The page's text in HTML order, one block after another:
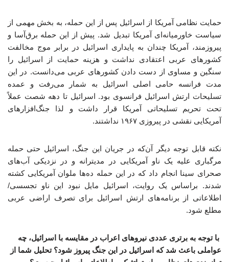
حمایت نظامی آمریکا از اسرائیل پس از این حمله، به بخش مهمی از
سیاست خاورمیانه‌ای آمریکا تبدیل شد. پیش از این حمله برق‌آسا و
پیروزمند، آمریکا چندان به پایداری اسرائیل در برابر موج مخالفت
کشورهای عربی اعتقادی نداشت و هزینه حمایت از اسرائیل را
سنگین و مساوی از دست دادن کشورهای عربی می‌دانست. در این
مدت فرانسه حامی اصلی اسرائیل به شمار می‌رفت و عمده
تسلیحات ارتش اسرائیل فرانسوی بود. اسرائیل تا دهه شصت عملاً
تحت تحریم تسلیحاتی آمریکا قرار داشت و لذا جنگ‌افزارهای
آمریکایی نقشی در پیروزی ۱۹۶۷ نداشتند.
نکته قابل توجه دیگر آن‌که در جریان این جنگ، اسرائیل حتی حمله
مرگباری علیه یک ناو آمریکایی در مدیترانه و در نزدیکی آب‌های
صحرای سینا انجام داد که در این حمله ده‌ها ملوان آمریکایی کشته
شدند. براساس یک روایت، اسرائیل مایل نبود این ناو تجسسی/
اطلاعاتی از برنامه‌های ارتش اسرائیل برای تصرف اراضی عربی
مطلع شود.
با توجه به برتری عددی نیروهای اعراب در مقایسه با اسرائیل، چه
عواملی باعث شد که اسرائیل در این جنگ پیروز شود؟ تحلیل شما از